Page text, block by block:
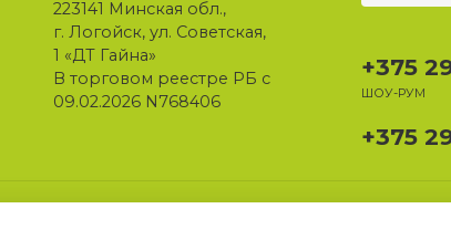
223141 Минская обл.,
г. Логойск, ул. Советская,
1 «ДТ Гайна»
В торговом реестре РБ с
09.02.2026 N768406
+375
ШОУ-РУМ
+375